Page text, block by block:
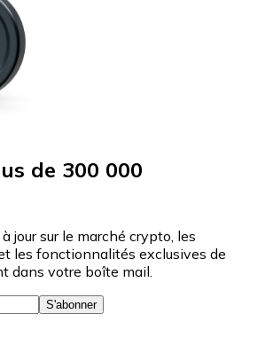
de 300 000
jour sur le marché crypto, les
les fonctionnalités exclusives de
dans votre boîte mail.
S'abonner